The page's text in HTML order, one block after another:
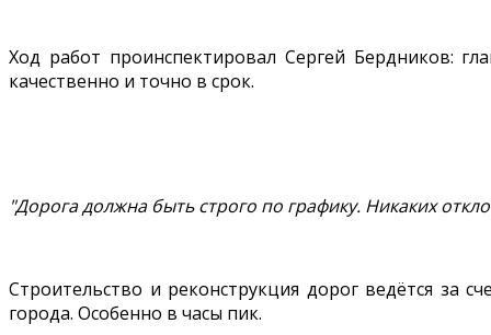
Ход работ проинспектировал Сергей Бердников:
качественно и точно в срок.
"Дорога должна быть строго по графику. Никаких
Строительство и реконструкция дорог ведётся за
города. Особенно в часы пик.